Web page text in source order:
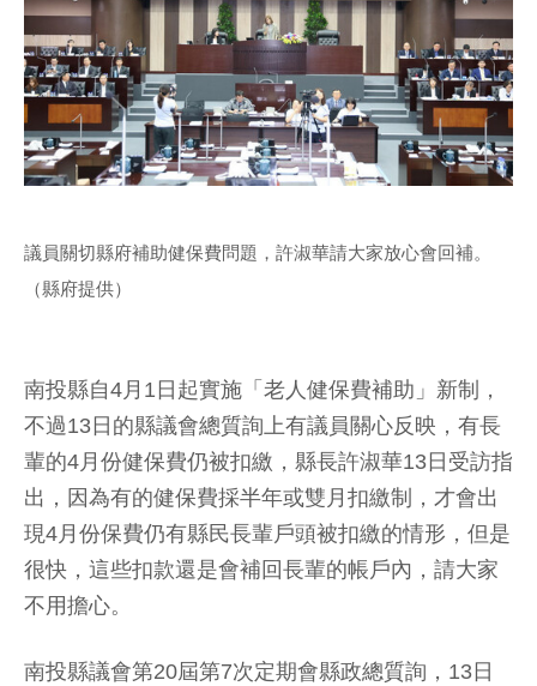
議員關切縣府補助健保費問題，許淑華請大家放心會回補。
（縣府提供）
南投縣自4月1日起實施「老人健保費補助」新制，
不過13日的縣議會總質詢上有議員關心反映，有長
輩的4月份健保費仍被扣繳，縣長許淑華13日受訪指
出，因為有的健保費採半年或雙月扣繳制，才會出
現4月份保費仍有縣民長輩戶頭被扣繳的情形，但是
很快，這些扣款還是會補回長輩的帳戶內，請大家
不用擔心。
南投縣議會第20屆第7次定期會縣政總質詢，13日